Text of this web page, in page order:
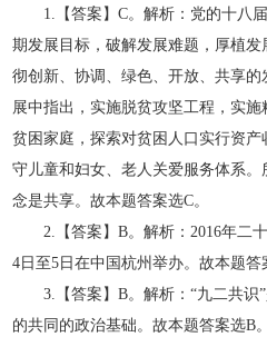
1.【答案】C。解析：党的十八
期发展目标，破解发展难题，厚植
彻创新、协调、绿色、开放、共享
展中指出，实施脱贫攻坚工程，实
贫困家庭，探索对贫困人口实行资
守儿童和妇女、老人关爱服务体系
念是共享。故本题答案选C。
2.【答案】B。解析：2016年二
4日至5日在中国杭州举办。故本题答
3.【答案】B。解析：“九二共识
的共同的政治基础。故本题答案选B。